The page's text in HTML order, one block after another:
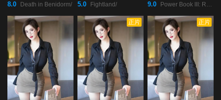
8.0 Death in Benidorm/ 5.0 Fightland/ 9.0 Power Book III: Raising Kanan Season 5/
正片 正片